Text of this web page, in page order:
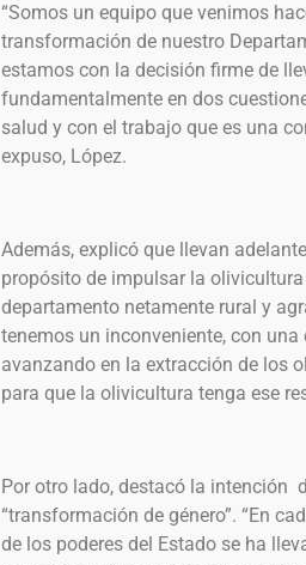
“Somos un equipo que venimos
transformación de nuestro
estamos con la decisión firme de
fundamentalmente en dos
salud y con el trabajo que es una
expuso, López.
Además, explicó que llevan
propósito de impulsar la
departamento netamente rural y
tenemos un inconveniente, con
avanzando en la extracción de los
para que la olivicultura tenga ese
Por otro lado, destacó la intención
“transformación de género”. “En
de los poderes del Estado se ha